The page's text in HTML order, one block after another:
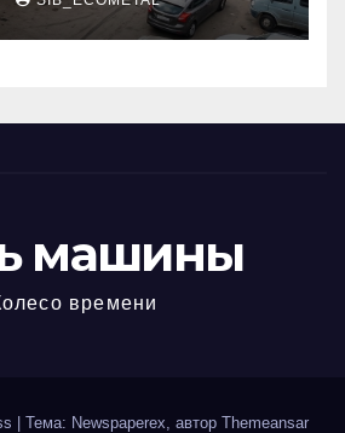
машины
времени
Тема: Newspaperex, автор Themeansar